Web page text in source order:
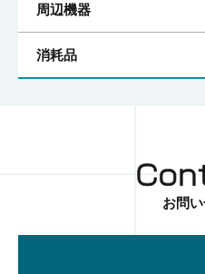
周辺機器
消耗品
お問